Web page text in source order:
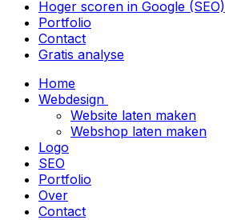
Hoger scoren in Google (SEO)
Portfolio
Contact
Gratis analyse
Home
Webdesign
Website laten maken
Webshop laten maken
Logo
SEO
Portfolio
Over
Contact